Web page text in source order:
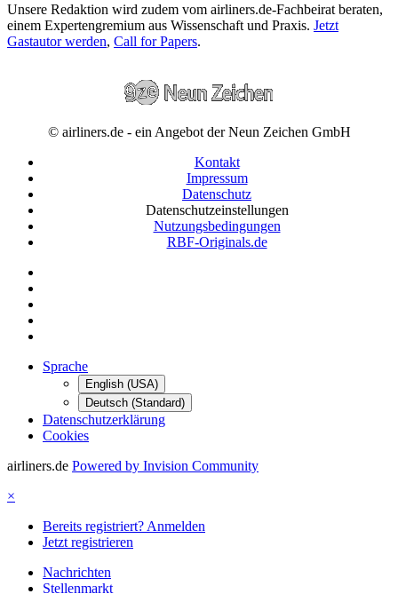
Unsere Redaktion wird zudem vom airliners.de-Fachbeirat beraten,
einem Expertengremium aus Wissenschaft und Praxis. Jetzt
Gastautor werden, Call for Papers.
© airliners.de - ein Angebot der Neun Zeichen GmbH
Kontakt
Impressum
Datenschutz
Datenschutzeinstellungen
Nutzungsbedingungen
RBF-Originals.de
Sprache
English (USA)
Deutsch (Standard)
Datenschutzerklärung
Cookies
airliners.de Powered by Invision Community
×
Bereits registriert? Anmelden
Jetzt registrieren
Nachrichten
Stellenmarkt